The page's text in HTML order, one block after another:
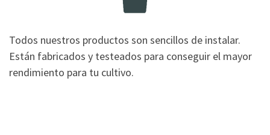
Todos nuestros productos son sencillos de instalar.
Están fabricados y testeados para conseguir el mayor
rendimiento para tu cultivo.